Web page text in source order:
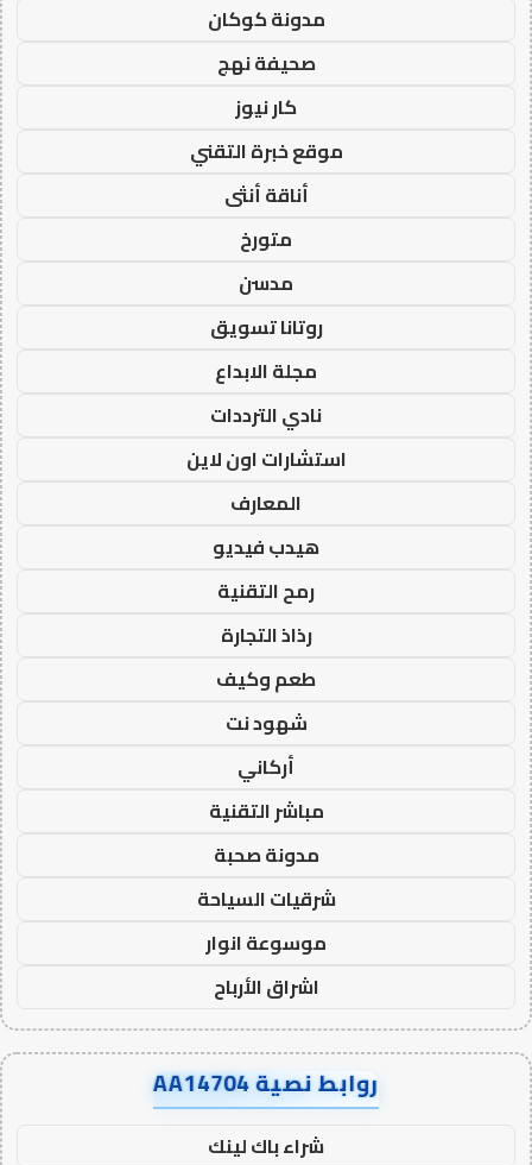
مدونة كوكان
صحيفة نهج
كار نيوز
موقع خبرة التقني
أناقة أنثى
متورخ
مدسن
روتانا تسويق
مجلة الابداع
نادي الترددات
استشارات اون لاين
المعارف
هيدب فيديو
رمح التقنية
رذاذ التجارة
طعم وكيف
شهود نت
أركاني
مباشر التقنية
مدونة صحبة
شرقيات السياحة
موسوعة انوار
اشراق الأرباح
روابط نصية AA14704
شراء باك لينك